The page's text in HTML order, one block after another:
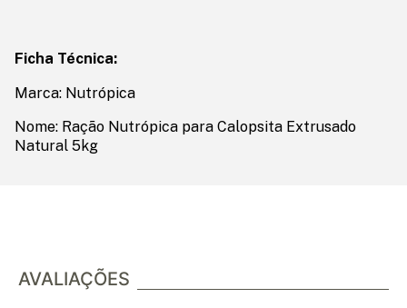
Ficha Técnica:
Marca: Nutrópica
Nome: Ração Nutrópica para Calopsita Extrusado
Natural 5kg
AVALIAÇÕES